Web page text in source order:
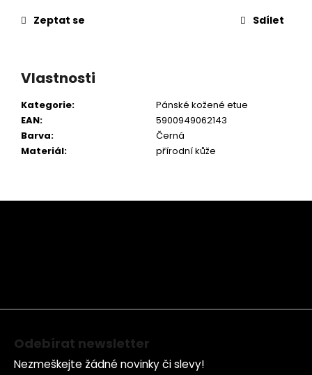
Zeptat se
Sdílet
Vlastnosti
Kategorie:
Pánské kožené etue
EAN:
5900949062143
Barva:
Černá
Materiál: přírodní kůže
Z
Odebírat newsletter
Nezmeškejte žádné novinky či slevy!